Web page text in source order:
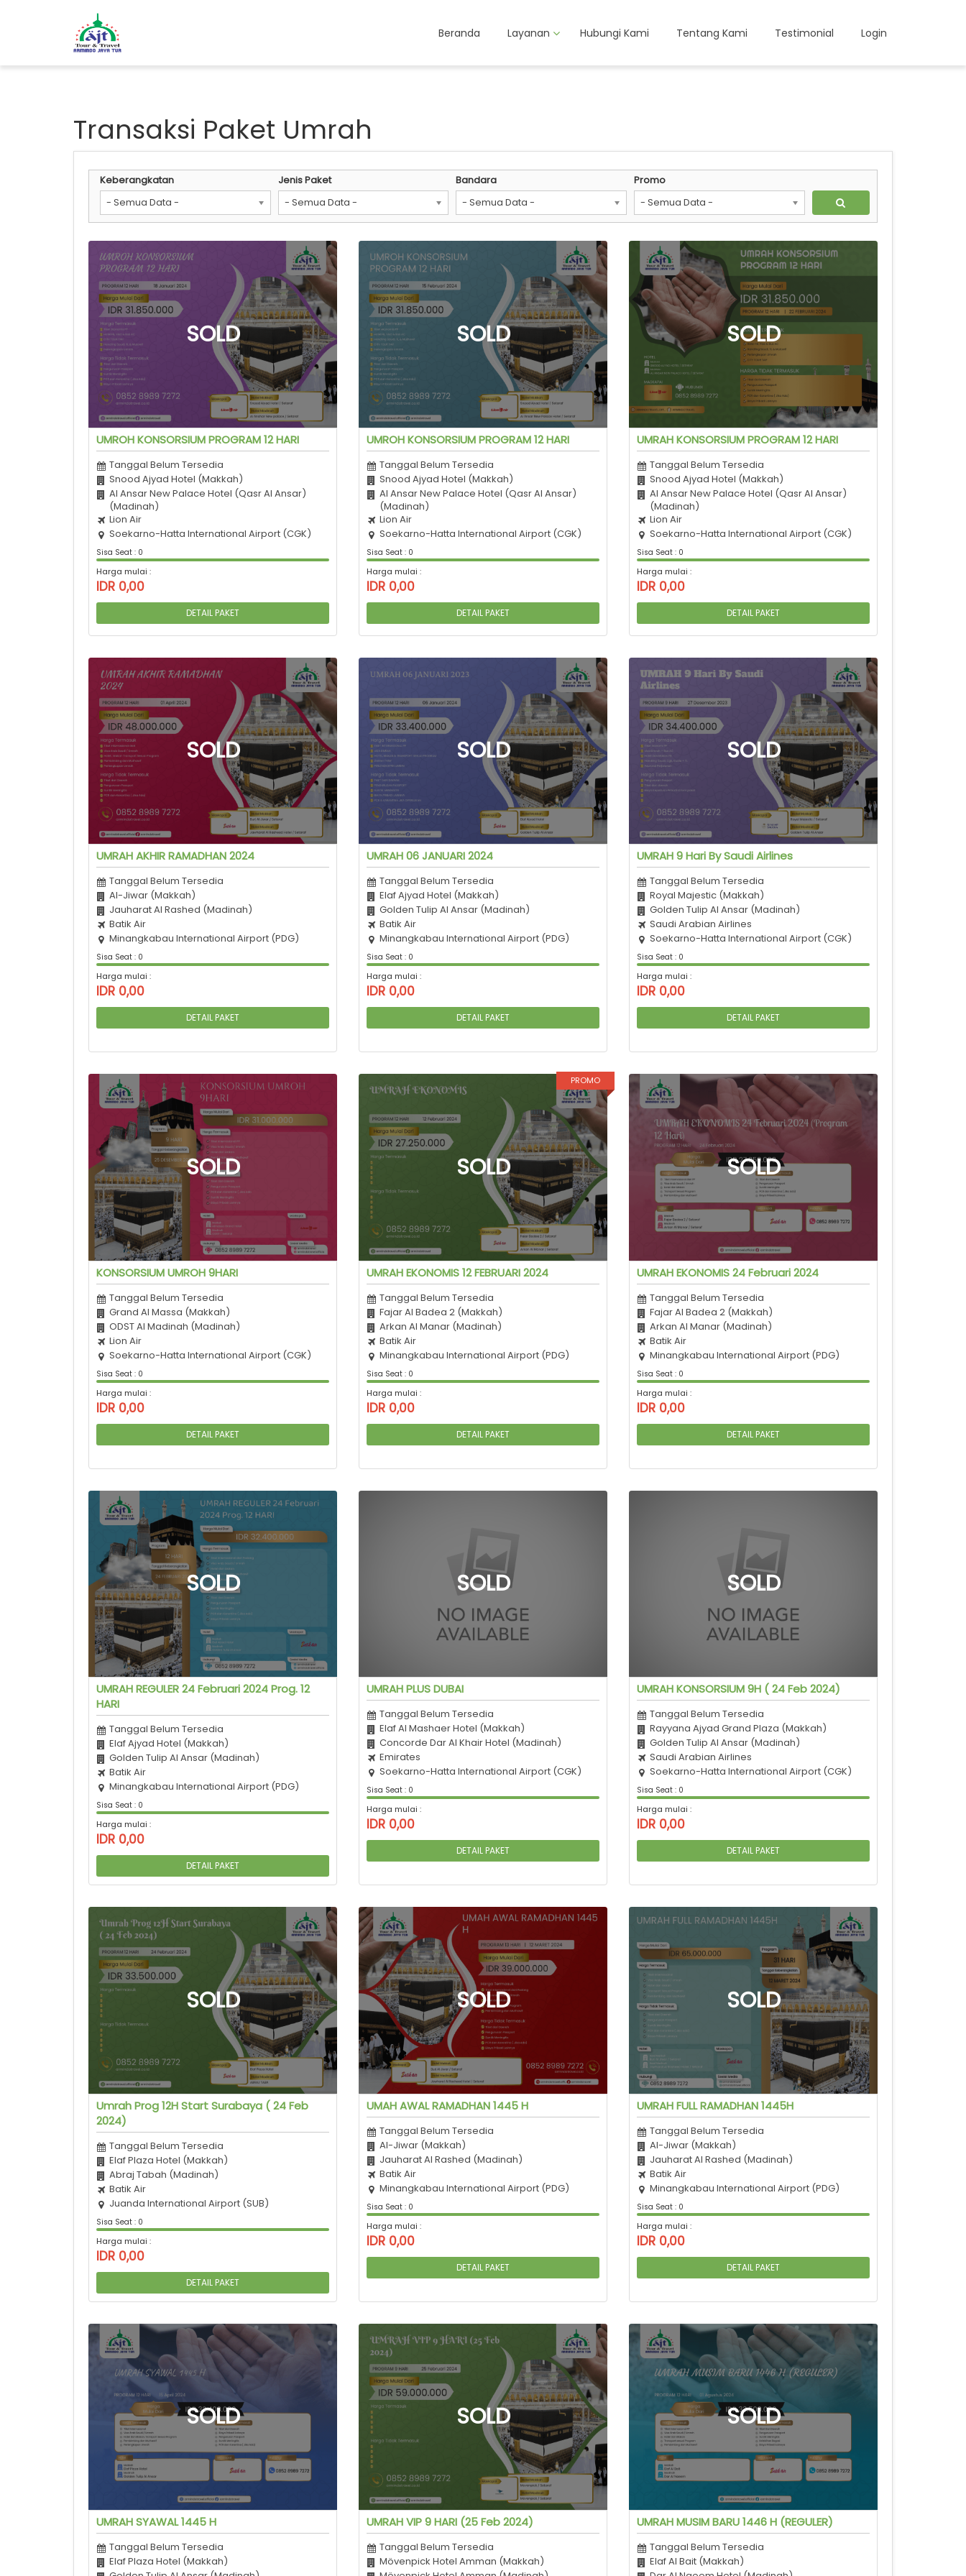
Beranda Layanan Hubungi Kami Tentang Kami Testimonial Login
Transaksi Paket Umrah
Keberangkatan
- Semua Data -
Jenis Paket
- Semua Data -
Bandara
- Semua Data -
Promo
- Semua Data -
UMROH KONSORSIUM PROGRAM 12 HARI
Tanggal Belum Tersedia
Snood Ajyad Hotel (Makkah)
Al Ansar New Palace Hotel (Qasr Al Ansar)
(Madinah)
Lion Air
Soekarno-Hatta International Airport (CGK)
Sisa Seat : 0
Harga mulai :
IDR 0,00
DETAIL PAKET
UMROH KONSORSIUM PROGRAM 12 HARI
Tanggal Belum Tersedia
Snood Ajyad Hotel (Makkah)
Al Ansar New Palace Hotel (Qasr Al Ansar)
(Madinah)
Lion Air
Soekarno-Hatta International Airport (CGK)
Sisa Seat : 0
Harga mulai :
IDR 0,00
DETAIL PAKET
UMRAH KONSORSIUM PROGRAM 12 HARI
Tanggal Belum Tersedia
Snood Ajyad Hotel (Makkah)
Al Ansar New Palace Hotel (Qasr Al Ansar)
(Madinah)
Lion Air
Soekarno-Hatta International Airport (CGK)
Sisa Seat : 0
Harga mulai :
IDR 0,00
DETAIL PAKET
UMRAH AKHIR RAMADHAN 2024
Tanggal Belum Tersedia
Al-Jiwar (Makkah)
Jauharat Al Rashed (Madinah)
Batik Air
Minangkabau International Airport (PDG)
Sisa Seat : 0
Harga mulai :
IDR 0,00
DETAIL PAKET
UMRAH 06 JANUARI 2024
Tanggal Belum Tersedia
Elaf Ajyad Hotel (Makkah)
Golden Tulip Al Ansar (Madinah)
Batik Air
Minangkabau International Airport (PDG)
Sisa Seat : 0
Harga mulai :
IDR 0,00
DETAIL PAKET
UMRAH 9 Hari By Saudi Airlines
Tanggal Belum Tersedia
Royal Majestic (Makkah)
Golden Tulip Al Ansar (Madinah)
Saudi Arabian Airlines
Soekarno-Hatta International Airport (CGK)
Sisa Seat : 0
Harga mulai :
IDR 0,00
DETAIL PAKET
KONSORSIUM UMROH 9HARI
Tanggal Belum Tersedia
Grand Al Massa (Makkah)
ODST Al Madinah (Madinah)
Lion Air
Soekarno-Hatta International Airport (CGK)
Sisa Seat : 0
Harga mulai :
IDR 0,00
DETAIL PAKET
PROMO
UMRAH EKONOMIS 12 FEBRUARI 2024
Tanggal Belum Tersedia
Fajar Al Badea 2 (Makkah)
Arkan Al Manar (Madinah)
Batik Air
Minangkabau International Airport (PDG)
Sisa Seat : 0
Harga mulai :
IDR 0,00
DETAIL PAKET
UMRAH EKONOMIS 24 Februari 2024
Tanggal Belum Tersedia
Fajar Al Badea 2 (Makkah)
Arkan Al Manar (Madinah)
Batik Air
Minangkabau International Airport (PDG)
Sisa Seat : 0
Harga mulai :
IDR 0,00
DETAIL PAKET
UMRAH REGULER 24 Februari 2024 Prog. 12
HARI
Tanggal Belum Tersedia
Elaf Ajyad Hotel (Makkah)
Golden Tulip Al Ansar (Madinah)
Batik Air
Minangkabau International Airport (PDG)
Sisa Seat : 0
Harga mulai :
IDR 0,00
DETAIL PAKET
UMRAH PLUS DUBAI
Tanggal Belum Tersedia
Elaf Al Mashaer Hotel (Makkah)
Concorde Dar Al Khair Hotel (Madinah)
Emirates
Soekarno-Hatta International Airport (CGK)
Sisa Seat : 0
Harga mulai :
IDR 0,00
DETAIL PAKET
UMRAH KONSORSIUM 9H ( 24 Feb 2024)
Tanggal Belum Tersedia
Rayyana Ajyad Grand Plaza (Makkah)
Golden Tulip Al Ansar (Madinah)
Saudi Arabian Airlines
Soekarno-Hatta International Airport (CGK)
Sisa Seat : 0
Harga mulai :
IDR 0,00
DETAIL PAKET
Umrah Prog 12H Start Surabaya ( 24 Feb
2024)
Tanggal Belum Tersedia
Elaf Plaza Hotel (Makkah)
Abraj Tabah (Madinah)
Batik Air
Juanda International Airport (SUB)
Sisa Seat : 0
Harga mulai :
IDR 0,00
DETAIL PAKET
UMAH AWAL RAMADHAN 1445 H
Tanggal Belum Tersedia
Al-Jiwar (Makkah)
Jauharat Al Rashed (Madinah)
Batik Air
Minangkabau International Airport (PDG)
Sisa Seat : 0
Harga mulai :
IDR 0,00
DETAIL PAKET
UMRAH FULL RAMADHAN 1445H
Tanggal Belum Tersedia
Al-Jiwar (Makkah)
Jauharat Al Rashed (Madinah)
Batik Air
Minangkabau International Airport (PDG)
Sisa Seat : 0
Harga mulai :
IDR 0,00
DETAIL PAKET
UMRAH SYAWAL 1445 H
Tanggal Belum Tersedia
Elaf Plaza Hotel (Makkah)
UMRAH VIP 9 HARI (25 Feb 2024)
Tanggal Belum Tersedia
Mövenpick Hotel Amman (Makkah)
UMRAH MUSIM BARU 1446 H (REGULER)
Tanggal Belum Tersedia
Elaf Al Bait (Makkah)